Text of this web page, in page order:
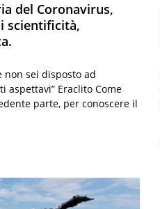
del Coronavirus,
scientificità,
non sei disposto ad
aspettavi” Eraclito Come
parte, per conoscere il